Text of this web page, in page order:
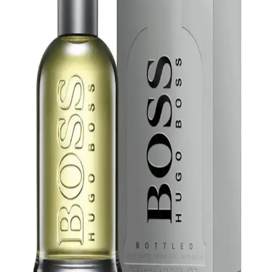
Hugo Boss Parfüm Fiyatları ve Modelleri: Kalite ve
Fiyat Dengesi Analizi
Hugo Boss parfümlerinin fiyat aralıkları, modelleri ve satın alma
ipuçları hakkında detaylı bilgi. Kalite ve fiyat dengesini gözeterek
doğru seçim yapmanıza yardımcı olur.
Hugo Boss Erkek Parfümü: Çeşitleri, Özellikleri ve
Alım Tavsiyeleri
Hugo Boss erkek parfümleri, çeşitli aromalar ve fiyat seçenekleriyle
erkeklerin tarzını tamamlayan kaliteli ve güvenilir kokular sunar. Her
ihtiyaca uygun modelleriyle fark yaratır.
Hugo Boss’un En İyi Parfümleri ve Seçim
İpuçlarıyla Kapsamlı Rehber
Hugo Boss’un en sevilen parfümleri, özellikleri ve seçim ipuçlarıyla
ilgili kapsamlı rehber. Kişisel tarzınıza uygun ve kalıcı kokuları